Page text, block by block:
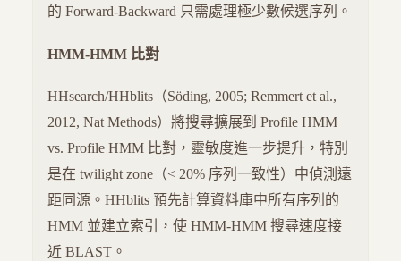
的 Forward-Backward 只需處理極少數候選序列。
HMM-HMM 比對
HHsearch/HHblits（Söding, 2005; Remmert et al.,
2012, Nat Methods）將搜尋擴展到 Profile HMM
vs. Profile HMM 比對，靈敏度進一步提升，特別
是在 twilight zone（< 20% 序列一致性）中偵測遠
距同源。HHblits 預先計算資料庫中所有序列的
HMM 並建立索引，使 HMM-HMM 搜尋速度接
近 BLAST。